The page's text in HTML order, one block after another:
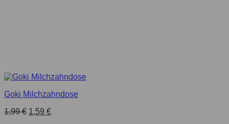
Goki Milchzahndose
1,99€ Ursprünglicher
1,59 €Aktueller